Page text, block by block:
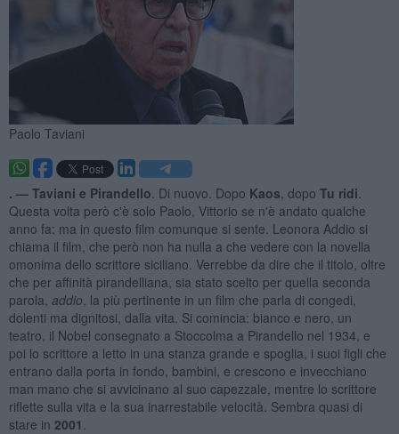
Paolo Taviani
. — Taviani e Pirandello . Di nuovo. Dopo Kaos , dopo Tu ridi
Questa volta però c'è solo Paolo, Vittorio se n'è andato qualche
anno fa: ma in questo film comunque si sente. Leonora Addio si
chiama il film, che però non ha nulla a che vedere con la novella
omonima dello scrittore siciliano. Verrebbe da dire che il titolo, oltre
che per affinità pirandelliana, sia stato scelto per quella seconda
parola, addio , la più pertinente in un film che parla di congedi,
dolenti ma dignitosi, dalla vita. Si comincia: bianco e nero, un
teatro, il Nobel consegnato a Stoccolma a Pirandello nel 1934, e
poi lo scrittore a letto in una stanza grande e spoglia, i suoi figli che
entrano dalla porta in fondo, bambini, e crescono e invecchiano
man mano che si avvicinano al suo capezzale, mentre lo scrittore
riflette sulla vita e la sua inarrestabile velocità. Sembra quasi di
stare in 2001